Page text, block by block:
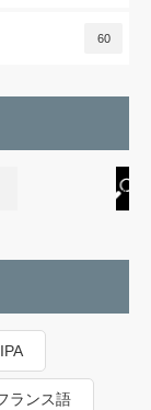
60
ランス語